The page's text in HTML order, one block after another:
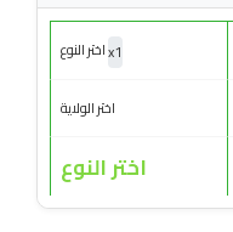
x1 اختر النوع
اختر الولاية
اختر النوع